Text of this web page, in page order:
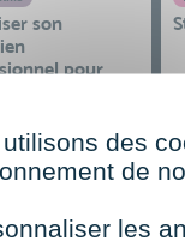
son
pour
des
de
les